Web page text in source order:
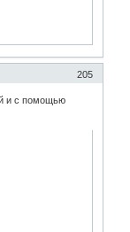
205
и с помощью